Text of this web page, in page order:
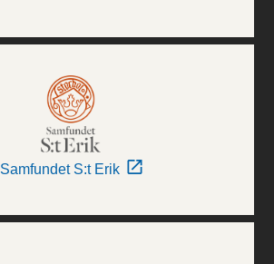
Samfundet S:t Erik